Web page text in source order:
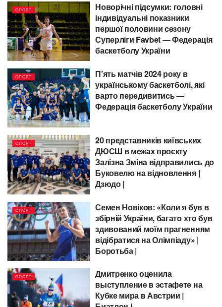
СПОРТ
Новорічні підсумки: головні
індивідуальні показники
першої половини сезону
Суперліги Favbet — Федерація
баскетболу України
СПОРТ
П’ять матчів 2024 року в
українському баскетболі, які
варто передивитись —
Федерація баскетболу України
СПОРТ
20 представників київських
ДЮСШ в межах проєкту
Залізна Зміна відправились до
Буковелю на відновлення |
Дзюдо |
СПОРТ
Семен Новіков: «Коли я був в
збірній України, багато хто був
здивований моїм прагненням
відібратися на Олімпіаду» |
Боротьба |
СПОРТ
Дмитренко оценила
выступление в эстафете на
Кубке мира в Австрии |